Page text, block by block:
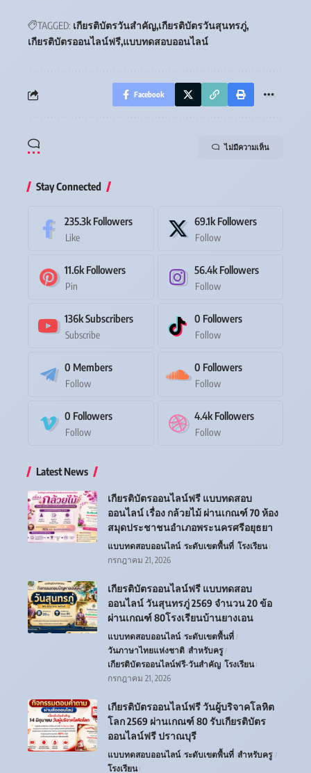
TAGGED: เกียรติบัตรวันสำคัญ เกียรติบัตรวันสุนทรภู่
เกียรติบัตรออนไลน์ฟรี แบบทดสอบออนไลน์
Facebook
ไม่มีความเห็น
Stay Connected
235.3k Followers
Like
69.1k Followers
Follow
11.6k Followers
Pin
56.4k Followers
Follow
136kSubscribers
Subscribe
0 Followers
Follow
0 Members
Follow
0 Followers
Follow
0 Followers
Follow
4.4k Followers
Follow
Latest News
เกียรติบัตรออนไลน์ฟรี แบบทดสอบ
ออนไลน์ เรื่อง กล้วยไม้ ผ่านเกณฑ์ 70 ห้อง
สมุดประชาชนอำเภอพระนครศรีอยุธยา
แบบทดสอบออนไลน์ ระดับเขตพื้นที่ โรงเรียน
กรกฎาคม 21, 2026
เกียรติบัตรออนไลน์ฟรี แบบทดสอบ
ออนไลน์ วันสุนทรภู่ 2569 จำนวน 20 ข้อ
ผ่านเกณฑ์ 80โรงเรียนบ้านยางเอน
แบบทดสอบออนไลน์ ระดับเขตพื้นที่
วันภาษาไทยแห่งชาติ สำหรับครู
เกียรติบัตรออนไลน์ฟรี-วันสำคัญ โรงเรียน
กรกฎาคม 21, 2026
เกียรติบัตรออนไลน์ฟรี วันผู้บริจาคโลหิต
โลก 2569 ผ่านเกณฑ์ 80 รับเกียรติบัตร
ออนไลน์ฟรี ปราณบุรี
แบบทดสอบออนไลน์ ระดับเขตพื้นที่ สำหรับครู
โรงเรียน